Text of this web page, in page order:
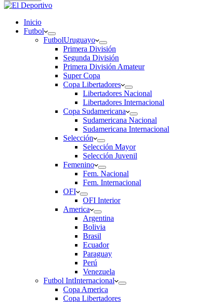
Inicio
Futbol
FutbolUruguayo
Primera División
Segunda División
Primera División Amateur
Super Copa
Copa Libertadores
Libertadores Nacional
Libertadores Internacional
Copa Sudamericana
Sudamericana Nacional
Sudamericana Internacional
Selección
Selección Mayor
Selección Juvenil
Femenino
Fem. Nacional
Fem. Internacional
OFI
OFI Interior
America
Argentina
Bolivia
Brasil
Ecuador
Paraguay
Perú
Venezuela
Futbol IntInternacional
Copa America
Copa Libertadores